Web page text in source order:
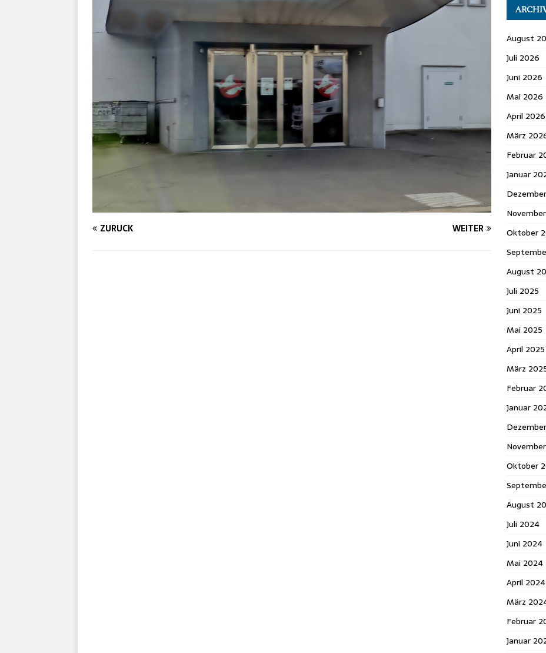
ZURÜCK WEITER
August
Juli 2026
Juni 2026
Mai 2026
April 2026
März
Februar
Januar
Oktober
August
Juli 2025
Juni 2025
Mai 2025
April 2025
März
Februar
Januar
Oktober
August
Juli 2024
Juni 2024
Mai 2024
April 2024
März
Februar
Januar